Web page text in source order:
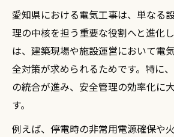
愛知県における電気工事は、単なる
理の中核を担う重要な役割へと進化
は、建築現場や施設運営において電
全対策が求められるためです。特に
の統合が進み、安全管理の効率化に
す。
例えば、停電時の非常用電源確保や